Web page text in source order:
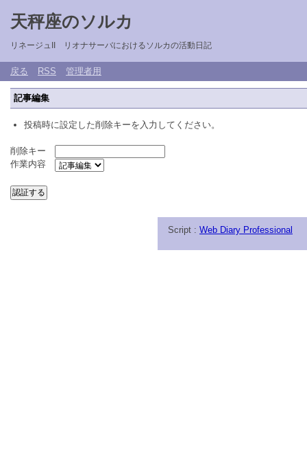
天秤座のソルカ
リネージュII リオナサーバにおけるソルカの活動日記
戻る RSS 管理者用
記事編集
投稿時に設定した削除キーを入力してください。
削除キー
作業内容
Script : Web Diary Professional